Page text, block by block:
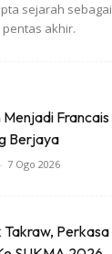
sejarah sebagai
akhir.
Francais
Berjaya
- 7 Ogo 2026
Perkasa